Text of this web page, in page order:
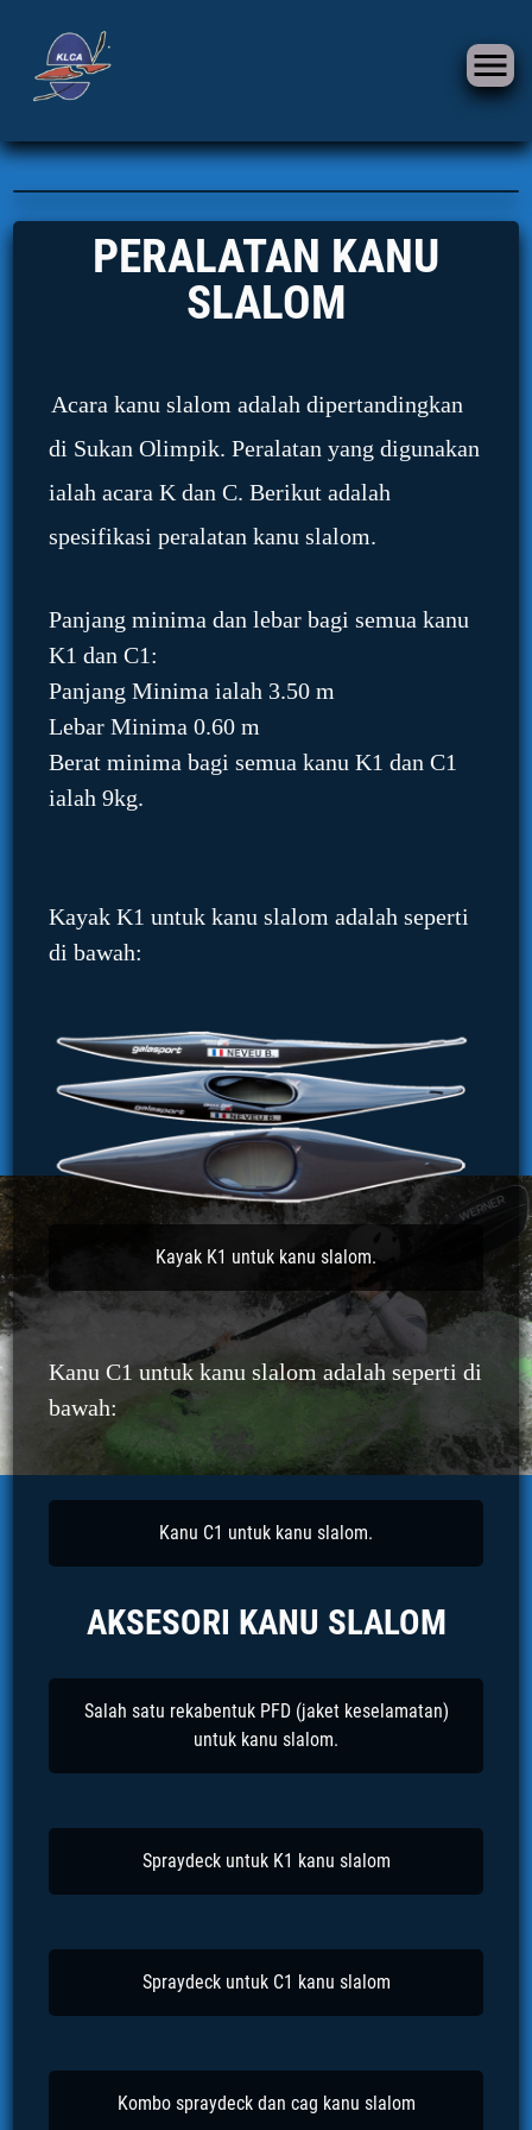
PERALATAN KANU
SLALOM
Acara kanu slalom adalah dipertandingkan
di Sukan Olimpik. Peralatan yang digunakan
ialah acara K dan C. Berikut adalah
spesifikasi peralatan kanu slalom.
Panjang minima dan lebar bagi semua kanu
K1 dan C1:
Panjang Minima ialah 3.50 m
Lebar Minima 0.60 m
Berat minima bagi semua kanu K1 dan C1
ialah 9kg.
Kayak K1 untuk kanu slalom adalah seperti
di bawah:
Kayak K1 untuk kanu slalom.
Kanu C1 untuk kanu slalom adalah seperti di
bawah:
Kanu C1 untuk kanu slalom.
AKSESORI KANU SLALOM
Salah satu rekabentuk PFD (jaket keselamatan)
untuk kanu slalom.
Spraydeck untuk K1 kanu slalom
Spraydeck untuk C1 kanu slalom
Kombo spraydeck dan cag kanu slalom